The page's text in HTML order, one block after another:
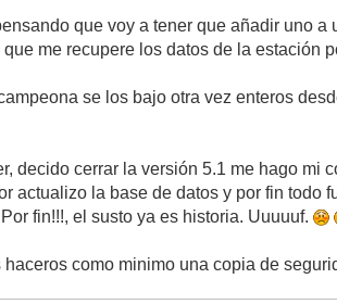
que voy a tener que añadir uno
me recupere los datos de la estación
se los bajo otra vez enteros
decido cerrar la versión 5.1 me hago mi
actualizo la base de datos y por fin todo
fin!!!, el susto ya es historia. Uuuuuf.
como minimo una copia de